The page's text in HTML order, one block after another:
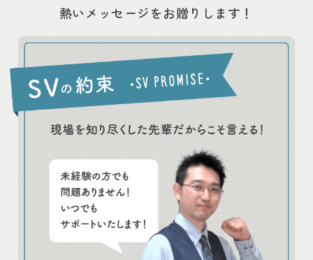
熱いメッセージをお贈りします！